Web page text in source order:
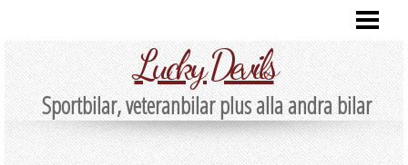
Lucky Devils
Sportbilar, veteranbilar plus alla andra bilar